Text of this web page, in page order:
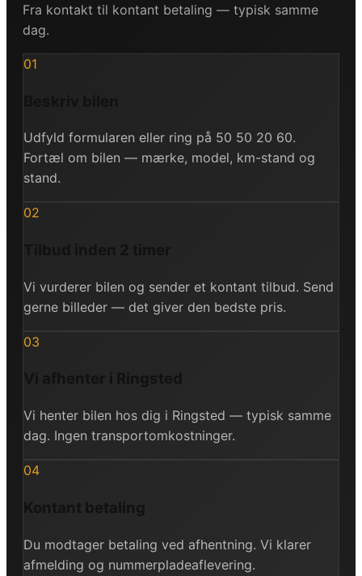
Fra kontakt til kontant betaling — typisk samme
dag.
01
Udfyld formularen eller ring på 50 50 20 60.
Fortæl om bilen — mærke, model, km-stand og
stand.
02
Vi vurderer bilen og sender et kontant tilbud. Send
gerne billeder — det giver den bedste pris.
03
Vi henter bilen hos dig i Ringsted — typisk samme
dag. Ingen transportomkostninger.
04
Du modtager betaling ved afhentning. Vi klarer
afmelding og nummerpladeaflevering.